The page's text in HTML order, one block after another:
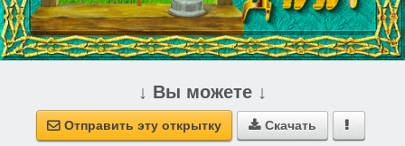
↓ Вы можете ↓
 Отправить эту открытку  Скачать 